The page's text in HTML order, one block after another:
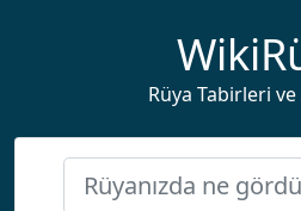
Rüya Tabirleri ve